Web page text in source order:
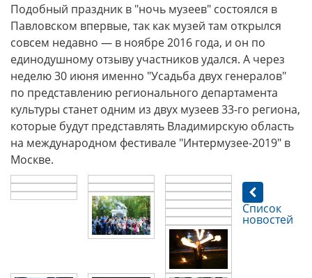
Подобный праздник в "ночь музеев" состоялся в
Павловском впервые, так как музей там открылся
совсем недавно — в ноябре 2016 года, и он по
единодушному отзыву участников удался. А через
неделю 30 июня именно "Усадьба двух генералов"
по представлению регионального департамента
культуры станет одним из двух музеев 33-го региона,
которые будут представлять Владимирскую область
на международном фестивале "Интермузее-2019" в
Москве.
Список
новостей